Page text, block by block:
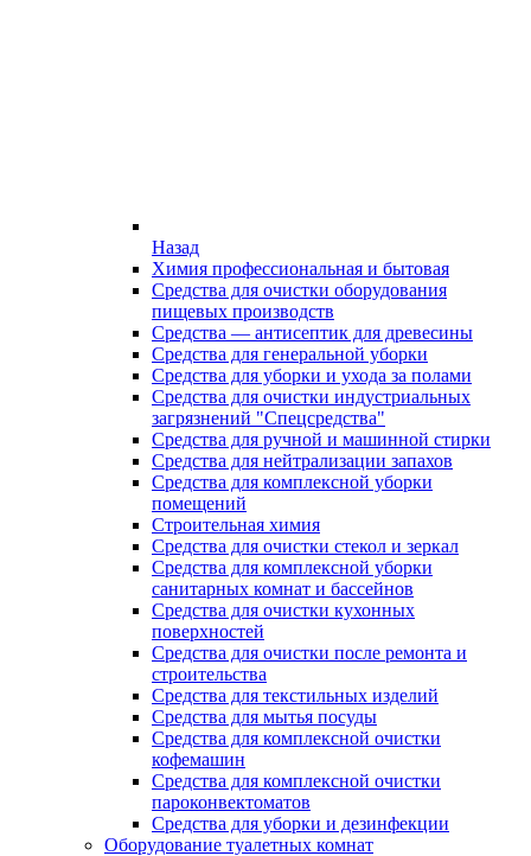
Назад
Химия профессиональная и бытовая
Средства для очистки оборудования
пищевых производств
Средства — антисептик для древесины
Средства для генеральной уборки
Средства для уборки и ухода за полами
Средства для очистки индустриальных
загрязнений "Спецсредства"
Средства для ручной и машинной стирки
Средства для нейтрализации запахов
Средства для комплексной уборки
помещений
Строительная химия
Средства для очистки стекол и зеркал
Средства для комплексной уборки
санитарных комнат и бассейнов
Средства для очистки кухонных
поверхностей
Средства для очистки после ремонта и
строительства
Средства для текстильных изделий
Средства для мытья посуды
Средства для комплексной очистки
кофемашин
Средства для комплексной очистки
пароконвектоматов
Средства для уборки и дезинфекции
Оборудование туалетных комнат